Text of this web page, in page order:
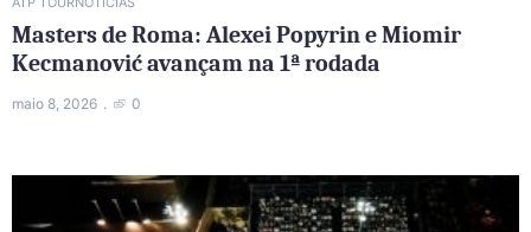
Masters de Roma: Alexei Popyrin e Miomir
Kecmanović avançam na 1ª rodada
maio 8, 2026 0